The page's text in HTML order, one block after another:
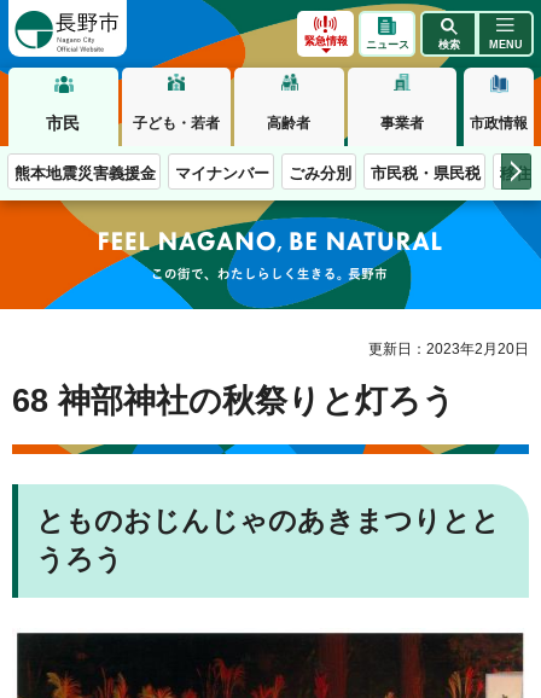
緊急情報 ニュース 検索 MENU
市民 子ども・若者 高齢者 事業者 市政情報
熊本地震災害義援金 マイナンバー ごみ分別 市民税・県民税 移住
この街で、わたしらしく生きる。長野市
更新日：2023年2月20日
68 神部神社の秋祭りと灯ろう
とものおじんじゃのあきまつりとと
うろう